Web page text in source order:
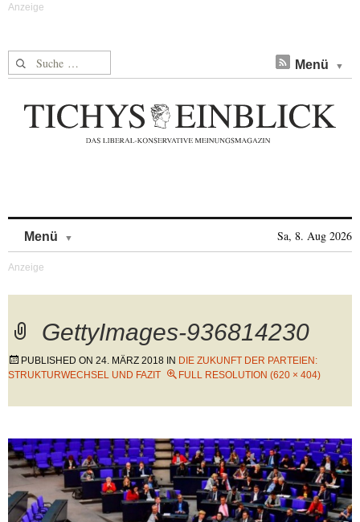
Suche nach: Menü
Menü Sa, 8. Aug 2026
GettyImages-936814230
PUBLISHED ON 24. MÄRZ 2018 IN DIE ZUKUNFT DER PARTEIEN:
STRUKTURWECHSEL UND FAZIT
FULL RESOLUTION (620 × 404)